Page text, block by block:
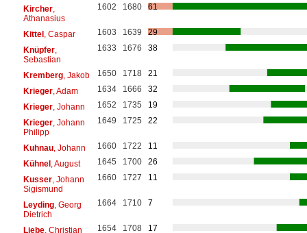
Kircher,
Athanasius
1602 1680 61
Kittel, Caspar 1603 1639
29
Knüpfer,
Sebastian
1633 1676 38
Kremberg, Jakob 1650 1718
21
Krieger, Adam 1634 1666
32
Krieger, Johann 1652 1735
19
Krieger, Johann
Philipp
1649 1725 22
Kuhnau, Johann 1660 1722
11
Kühnel, August 1645 1700
26
Kusser, Johann
Sigismund
1660 1727 11
Leyding, Georg
Dietrich
1664 1710 7
Liebe, Christian 1654 1708 17